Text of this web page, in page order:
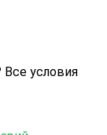
условия